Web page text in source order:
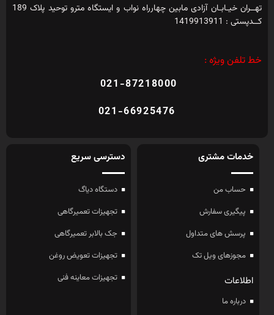
تهــران خیـابـان آزادی مابین چهارراه نواب و ایستگاه مترو توحید پلاک 189
کــدپستی : 1419913911
خط تلفن ویژه :
021-87218000
021-66925476
خدمات مشتری
حساب من
پیگیری سفارش
پرسش های متداول
مجوزهای ویل تک
اطلاعات
درباره ما
دسترسی سریع
دستگاه دیاگ
تجهیزات تعمیرگاهی
جک بالابر تعمیرگاهی
تجهیزات تعویض روغن
تجهیزات معاینه فنی